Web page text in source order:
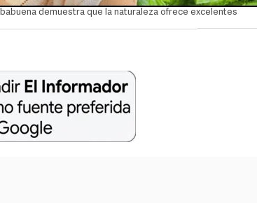
demuestra que la naturaleza ofrece excelentes